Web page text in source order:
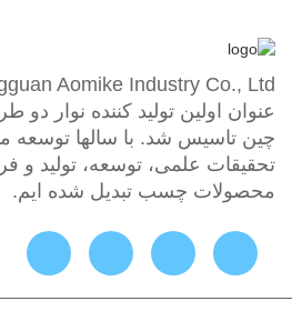
عنوان اولین تولید کننده نوار
چین تاسیس شد. با سالها توسعه
تحقیقات علمی، توسعه، تولید
محصولات چسب تبدیل شده ایم.